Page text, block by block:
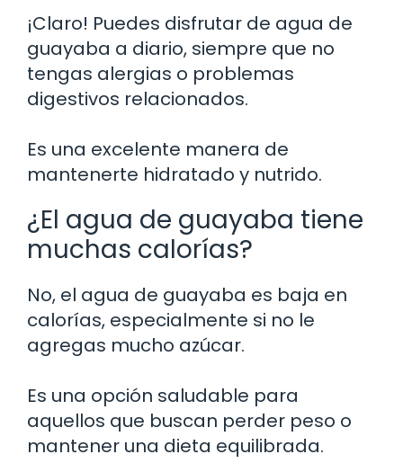
¡Claro! Puedes disfrutar de agua de
guayaba a diario, siempre que no
tengas alergias o problemas
digestivos relacionados.
Es una excelente manera de
mantenerte hidratado y nutrido.
¿El agua de guayaba tiene
muchas calorías?
No, el agua de guayaba es baja en
calorías, especialmente si no le
agregas mucho azúcar.
Es una opción saludable para
aquellos que buscan perder peso o
mantener una dieta equilibrada.